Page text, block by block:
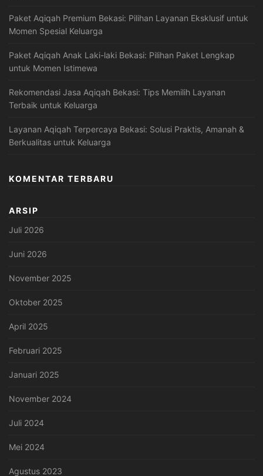
Paket Aqiqah Premium Bekasi: Pilihan Layanan Eksklusif untuk
Momen Spesial Keluarga
Paket Aqiqah Anak Laki-laki Bekasi: Pilihan Paket Lengkap
untuk Momen Istimewa
Rekomendasi Jasa Aqiqah Bekasi: Tips Memilih Layanan
Terbaik untuk Keluarga
Layanan Aqiqah Terpercaya Bekasi: Solusi Praktis, Amanah &
Berkualitas untuk Keluarga
KOMENTAR TERBARU
ARSIP
Juli 2026
Juni 2026
November 2025
Oktober 2025
April 2025
Februari 2025
Januari 2025
November 2024
Juli 2024
Mei 2024
Agustus 2023